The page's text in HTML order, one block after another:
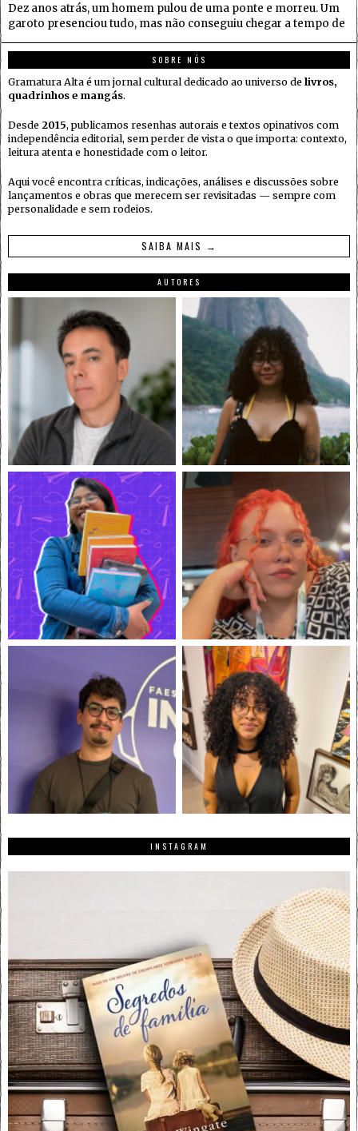
Dez anos atrás, um homem pulou de uma ponte e morreu. Um
garoto presenciou tudo, mas não conseguiu chegar a tempo de
SOBRE NÓS
Gramatura Alta é um jornal cultural dedicado ao universo de livros,
quadrinhos e mangás.
Desde 2015, publicamos resenhas autorais e textos opinativos com
independência editorial, sem perder de vista o que importa: contexto,
leitura atenta e honestidade com o leitor.
Aqui você encontra críticas, indicações, análises e discussões sobre
lançamentos e obras que merecem ser revisitadas — sempre com
personalidade e sem rodeios.
SAIBA MAIS →
AUTORES
INSTAGRAM